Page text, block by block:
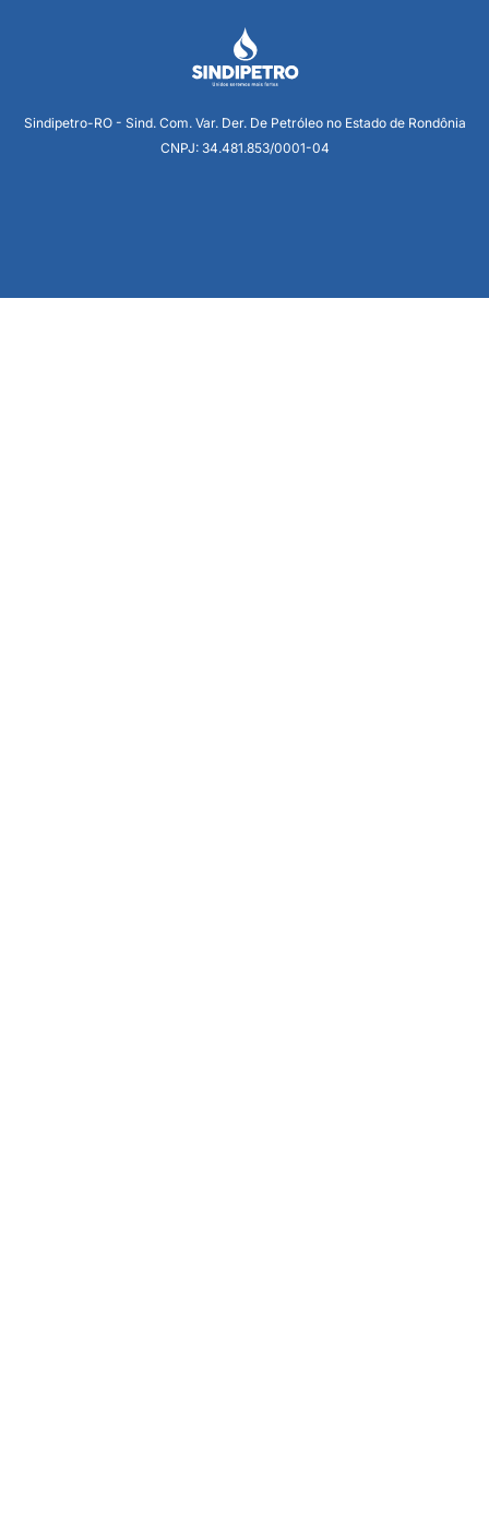
Sindipetro-RO - Sind. Com. Var. Der. De Petróleo no Estado de Rondônia
CNPJ: 34.481.853/0001-04